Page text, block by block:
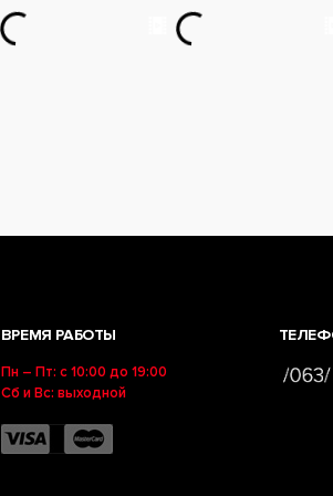
ВРЕМЯ РАБОТЫ
Пн – Пт: с 10:00 до 19:00
Сб и Вс: выходной